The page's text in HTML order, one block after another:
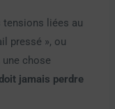
tensions liées au
pressé », ou
chose
jamais perdre